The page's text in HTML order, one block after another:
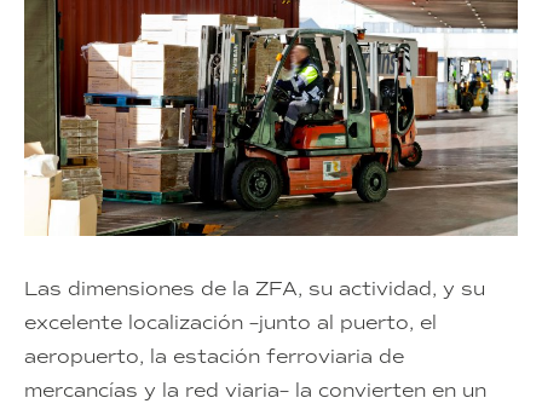
Las dimensiones de la ZFA, su actividad, y su
excelente localización –junto al puerto, el
aeropuerto, la estación ferroviaria de
mercancías y la red viaria– la convierten en un